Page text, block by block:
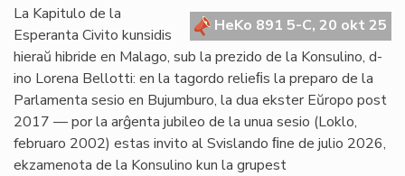
HeKo 891 5-C, 20 okt 25
La Kapitulo de la
Esperanta Civito kunsidis
hieraŭ hibride en Malago, sub la prezido de la Konsulino, d-
ino Lorena Bellotti: en la tagordo relieﬁs la preparo de la
Parlamenta sesio en Bujumburo, la dua ekster Eŭropo post
2017 — por la arĝenta jubileo de la unua sesio (Loklo,
februaro 2002) estas invito al Svislando ﬁne de julio 2026,
ekzamenota de la Konsulino kun la grupest